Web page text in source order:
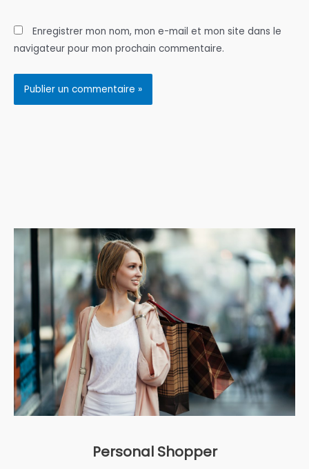
Enregistrer mon nom, mon e-mail et mon site dans le
navigateur pour mon prochain commentaire.
Personal Shopper